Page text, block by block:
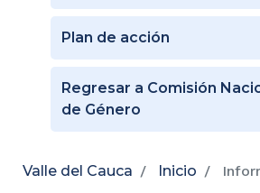
Plan de acción
Regresar a Comisión
de Género
Valle del Cauca Inicio